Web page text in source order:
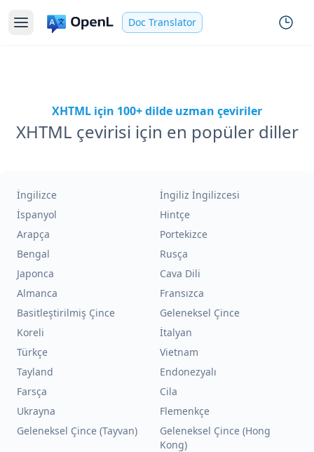
Doc Translator
XHTML için 100+ dilde uzman çeviriler
XHTML çevirisi için en popüler diller
İngilizce
İngiliz İngilizcesi
İspanyol
Hintçe
Arapça
Portekizce
Bengal
Rusça
Japonca
Cava Dili
Almanca
Fransızca
Basitleştirilmiş Çince
Geleneksel Çince
Koreli
İtalyan
Türkçe
Vietnam
Tayland
Endonezyalı
Farsça
Cila
Ukrayna
Flemenkçe
Geleneksel Çince (Tayvan)
Geleneksel Çince (Hong
Kong)